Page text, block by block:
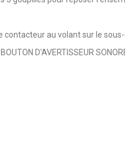
contacteur au volant sur le
D'AVERTISSEUR